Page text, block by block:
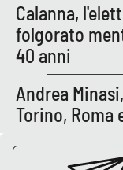
Le perfidie di
Venti di
STREAMING
Calanna,
folgorato
40 anni
Andrea
Torino, Roma